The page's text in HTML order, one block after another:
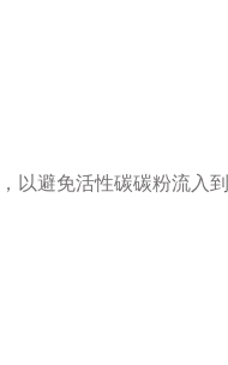
以避免活性碳碳粉流入